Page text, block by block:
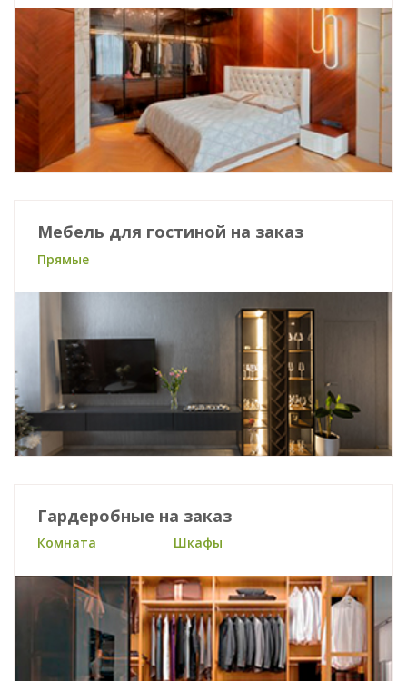
Мебель для гостиной на заказ
Прямые
Гардеробные на заказ
Комната Шкафы